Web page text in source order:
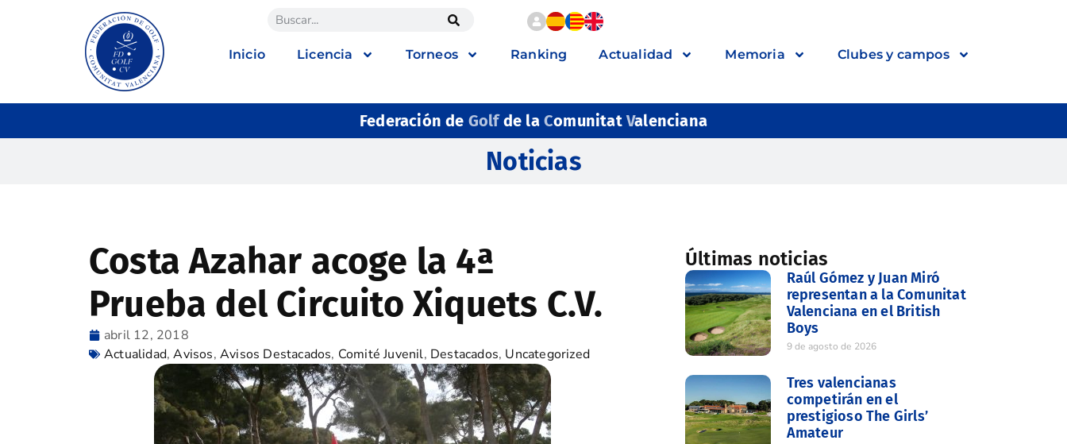
Inicio Licencia Torneos Ranking Actualidad Memoria Clubes y campos
Federación de Golfde la ComunitatValenciana
Noticias
Costa Azahar acoge la 4ª
Prueba del Circuito Xiquets C.V.
abril 12, 2018
Actualidad,Avisos,Avisos Destacados, Comité Juvenil, Destacados, Uncategorized
Últimas noticias
Raúl Gómez y Juan Miró
representan a la Comunitat
Valenciana en el British
Boys
9 de agosto de 2026
Tres valencianas
competirán en el
prestigioso The Girls’
Amateur